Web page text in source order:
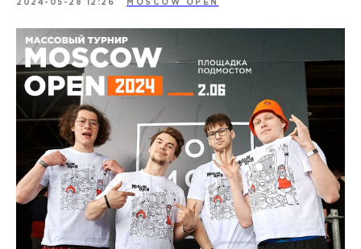
2024-05-28 12:26 MOSCOW OPEN